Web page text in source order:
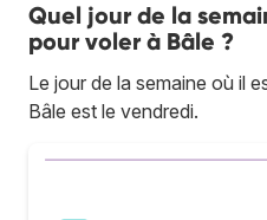
Quel jour de la
pour voler à Bâle ?
Le jour de la semaine où il
Bâle est le vendredi.